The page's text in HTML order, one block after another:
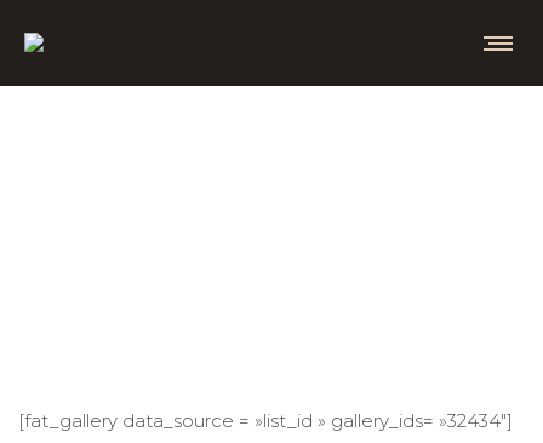
[fat_gallery data_source = »list_id » gallery_ids= »32434″]